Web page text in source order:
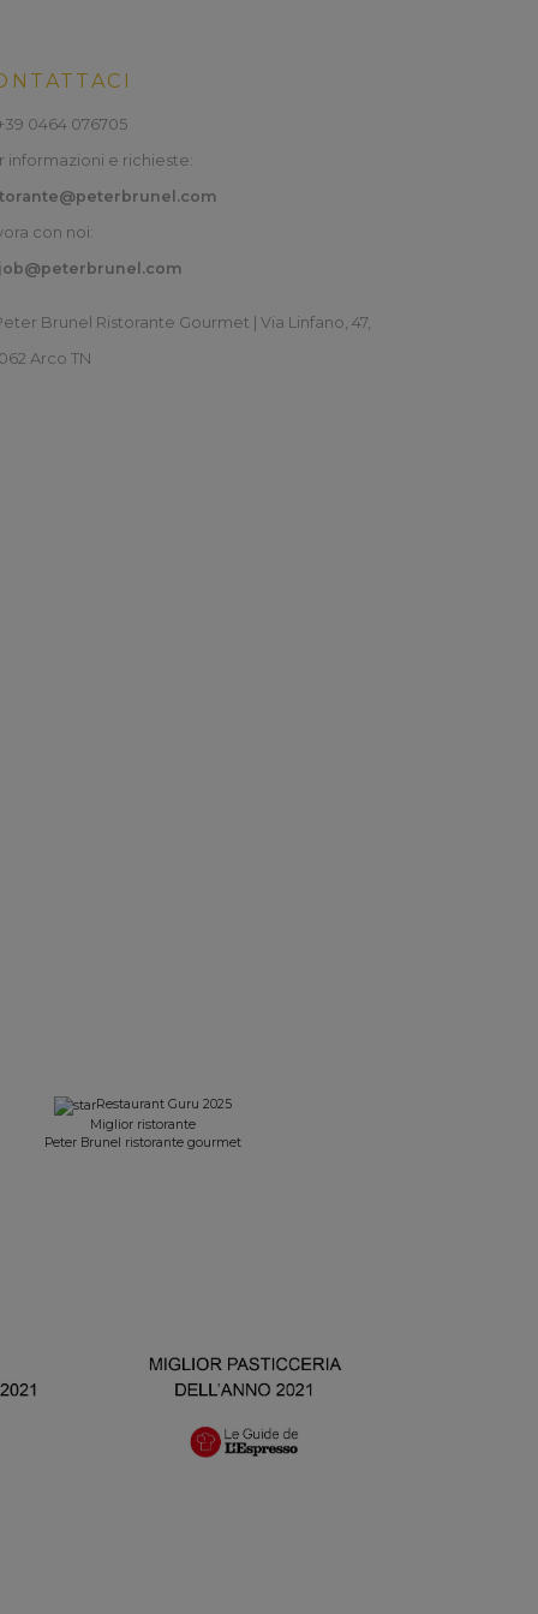
0464 076705
informazioni e richieste:
con noi:
Brunel Ristorante Gourmet | Via Linfano, 47,
Arco TN
Restaurant Guru 2025
Miglior ristorante
Peter Brunel ristorante gourmet